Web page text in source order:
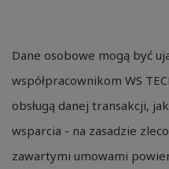
Dane osobowe mogą być
współpracownikom WS
obsługą danej transakcji,
wsparcia - na zasadzie
zawartymi umowami